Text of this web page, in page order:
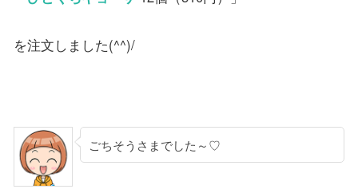
を注文しました(^^)/
ごちそうさまでした～♡